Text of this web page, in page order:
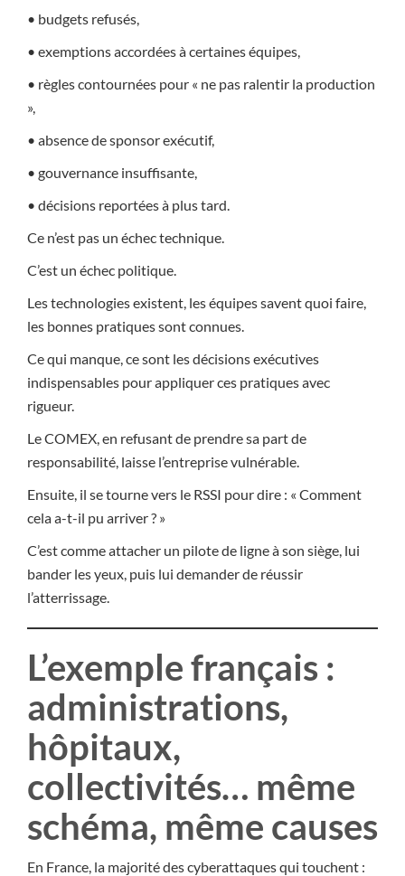
• budgets refusés,
• exemptions accordées à certaines équipes,
• règles contournées pour « ne pas ralentir la production
»,
• absence de sponsor exécutif,
• gouvernance insuffisante,
• décisions reportées à plus tard.
Ce n’est pas un échec technique.
C’est un échec politique.
Les technologies existent, les équipes savent quoi faire,
les bonnes pratiques sont connues.
Ce qui manque, ce sont les décisions exécutives
indispensables pour appliquer ces pratiques avec
rigueur.
Le COMEX, en refusant de prendre sa part de
responsabilité, laisse l’entreprise vulnérable.
Ensuite, il se tourne vers le RSSI pour dire : « Comment
cela a-t-il pu arriver ? »
C’est comme attacher un pilote de ligne à son siège, lui
bander les yeux, puis lui demander de réussir
l’atterrissage.
L’exemple français :
administrations,
hôpitaux,
collectivités… même
schéma, même causes
En France, la majorité des cyberattaques qui touchent :